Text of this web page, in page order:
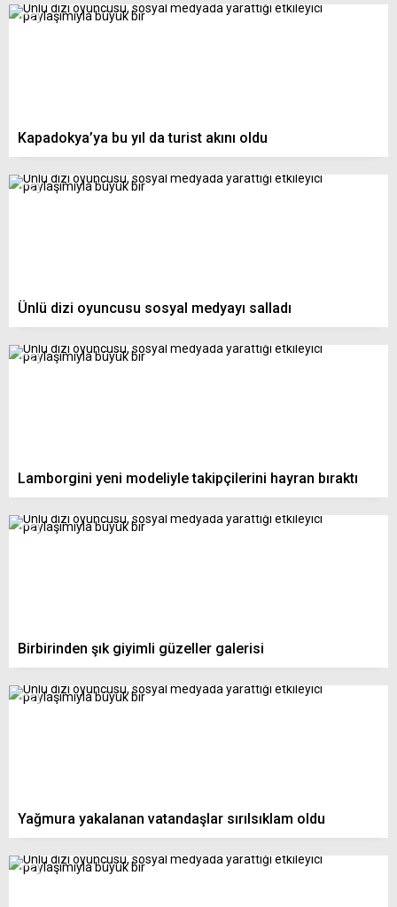
Kapadokya’ya bu yıl da turist akını oldu
Ünlü dizi oyuncusu sosyal medyayı salladı
Lamborgini yeni modeliyle takipçilerini hayran bıraktı
Birbirinden şık giyimli güzeller galerisi
Yağmura yakalanan vatandaşlar sırılsıklam oldu